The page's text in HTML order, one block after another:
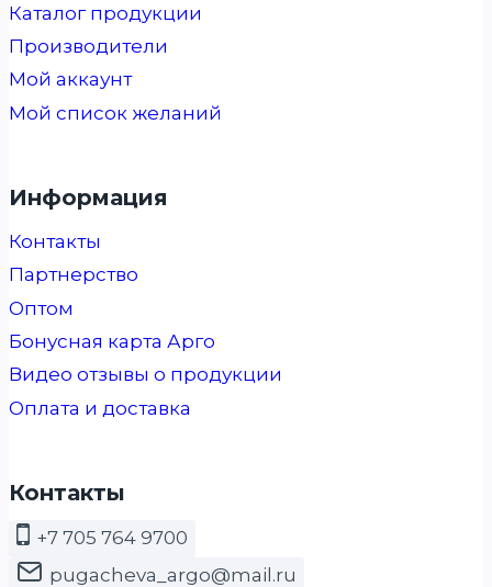
Каталог продукции
Производители
Мой аккаунт
Мой список желаний
Информация
Контакты
Партнерство
Оптом
Бонусная карта Арго
Видео отзывы о продукции
Оплата и доставка
Контакты
+7 705 764 9700
pugacheva_argo@mail.ru